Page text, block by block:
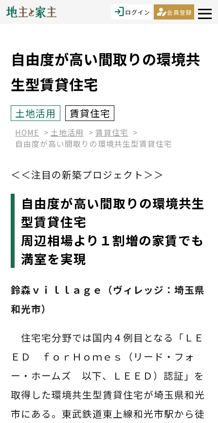
loginログイン person_edit会員登録
自由度が高い間取りの環境共
生型賃貸住宅
土地活用 賃貸住宅
HOME 土地活用
賃貸住宅
自由度が高い間取りの環境共生型賃貸住宅
＜＜注目の新築プロジェクト＞＞
自由度が高い間取りの環境共生
型賃貸住宅
周辺相場より１割増の家賃でも
満室を実現
鈴森ｖｉｌｌａｇｅ（ヴィレッジ：埼玉県
和光市）
住宅宅分野では国内４例目となる「ＬＥ
ＥＤ ｆｏｒＨｏｍｅｓ（リード・フォ
ー・ホームズ 以下、ＬＥＥＤ）認証」を
取得した環境共生型賃貸住宅が埼玉県和光
市にある。東武鉄道東上線和光市駅から徒